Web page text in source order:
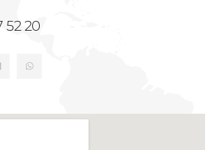
52 20